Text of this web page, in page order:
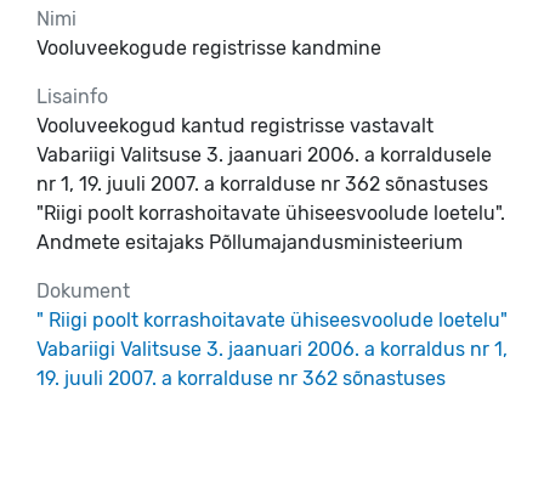
Nimi
Vooluveekogude registrisse kandmine
Lisainfo
Vooluveekogud kantud registrisse vastavalt
Vabariigi Valitsuse 3. jaanuari 2006. a korraldusele
nr 1, 19. juuli 2007. a korralduse nr 362 sõnastuses
"Riigi poolt korrashoitavate ühiseesvoolude loetelu".
Andmete esitajaks Põllumajandusministeerium
Dokument
" Riigi poolt korrashoitavate ühiseesvoolude loetelu"
Vabariigi Valitsuse 3. jaanuari 2006. a korraldus nr 1,
19. juuli 2007. a korralduse nr 362 sõnastuses